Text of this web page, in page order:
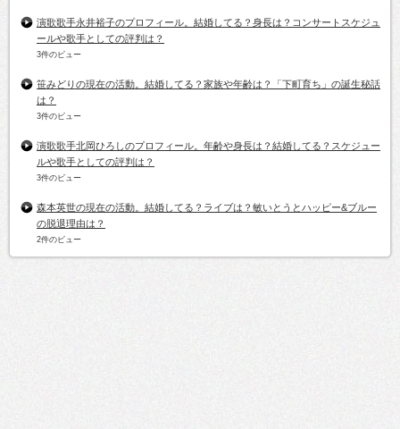
演歌歌手永井裕子のプロフィール。結婚してる？身長は？コンサートスケジュ
ールや歌手としての評判は？
3件のビュー
笹みどりの現在の活動。結婚してる？家族や年齢は？「下町育ち」の誕生秘話
は？
3件のビュー
演歌歌手北岡ひろしのプロフィール。年齢や身長は？結婚してる？スケジュー
ルや歌手としての評判は？
3件のビュー
森本英世の現在の活動。結婚してる？ライブは？敏いとうとハッピー&ブルー
の脱退理由は？
2件のビュー